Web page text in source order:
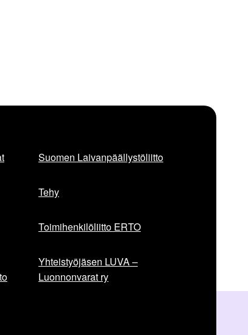
Suomen Laivanpäällystöliitto
Tehy
Toimihenkilöliitto ERTO
Yhteistyöjäsen LUVA –
Luonnonvarat ry